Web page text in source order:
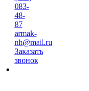
083-
48-
87
armak-
nh@mail.ru
Заказать
звонок